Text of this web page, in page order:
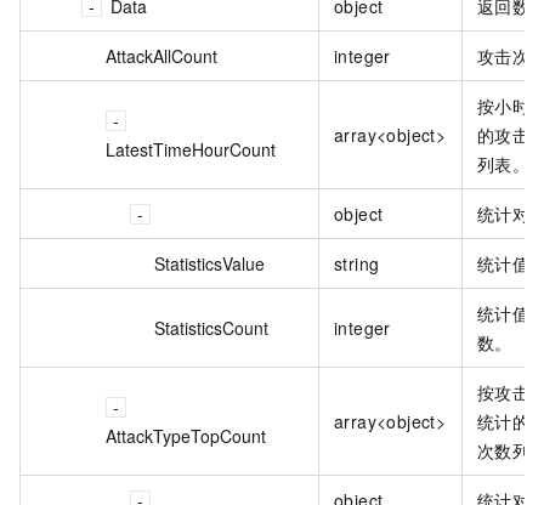
Data object 返回数
AttackAllCount integer 攻击次
LatestTimeHourCount
array<object>
按小时
的攻击
列表。
object 统计对
StatisticsValue string 统计值
StatisticsCount integer
统计值
数。
AttackTypeTopCount
array<object>
按攻击
统计的
次数列
object 统计对